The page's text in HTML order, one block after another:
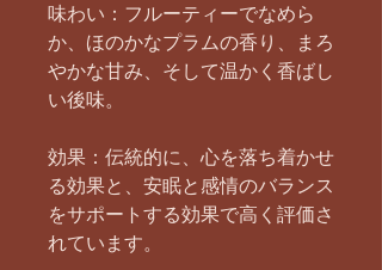
味わい：フルーティーでなめら
か、ほのかなプラムの香り、まろ
やかな甘み、そして温かく香ばし
い後味。
効果：伝統的に、心を落ち着かせ
る効果と、安眠と感情のバランス
をサポートする効果で高く評価さ
れています。